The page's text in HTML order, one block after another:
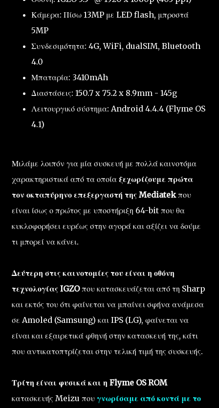
Κάμερα: Πίσω 13MP με LED flash, μπροστά
5MP
Συνδεσιμότητα: 4G, WiFi, dualSIM, Bluetooth
4.0
Μπαταρία: 3410mAh
Διαστάσεις: 150.7 x 75.2 x 8.9mm - 145g
Λειτουργικό σύστημα: Android 4.4.4 (Flyme OS
4.1)
Μιλάμε λοιπόν για μία συσκευή με πολλά καινοτόμα
χαρακτηριστικά από τα οποία ξεχωρίζουμε πρώτα
τον οκταπύρηνο επεξεργαστή της Mediatekπου
είναι ίσως ο πρώτος με υποστήριξη 64-bit που θα
κυκλοφορήσει ευρέως στην αγορά και αξίζει να δούμε
τι μπορεί να κάνει.
Δεύτερη στις καινοτομίες του είναι η οθόνη
τεχνολογίας IGZOπου κατασκευάζεται από τη Sharp
και εκτός του ότι φαίνεται να μπαίνει σφήνα ανάμεσα
σε Amoled (Samsung) και IPS (LG), φαίνεται να
είναι και εξαιρετικά φθηνή στην κατασκευή της, κάτι
που αντικατοπτρίζεται στην τελική τιμή της συσκευής.
Τρίτη είναι φυσικά και η Flyme OS ROM
κατασκευής Meizu που γνωρίσαμε από κοντά με το